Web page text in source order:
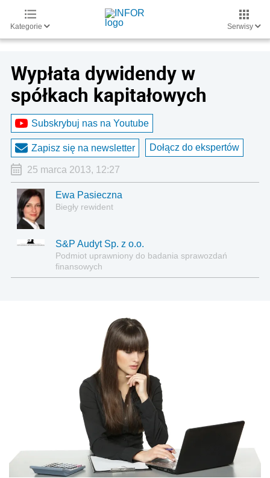
Kategorie Serwisy
Wypłata dywidendy w
spółkach kapitałowych
Subskrybuj nas na Youtube
Zapisz się na newsletter Dołącz do ekspertów
25 marca 2013, 12:27
Ewa Pasieczna
Biegły rewident
S&P Audyt Sp. z o.o.
Podmiot uprawniony do badania sprawozdań
finansowych